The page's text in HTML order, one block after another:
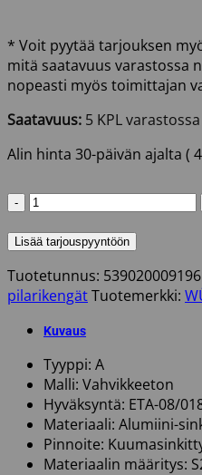
* Voit pyytää tarjouksen
mitä saatavuus varastossa
nopeasti myös toimittajan
Saatavuus: 5 KPL varastossa
Alin hinta 30-päivän ajalta (
KULMALEVY
WURTH
Lisää tarjouspyyntöön
Tuotetunnus:
pilarikengätTuotemerkki:
Kuvaus
Tyyppi: A
Malli: Vahvikkeeton
Hyväksyntä: ETA-08/
Materiaali: Alumiini-
Pinnoite:
Materiaalin määritys: